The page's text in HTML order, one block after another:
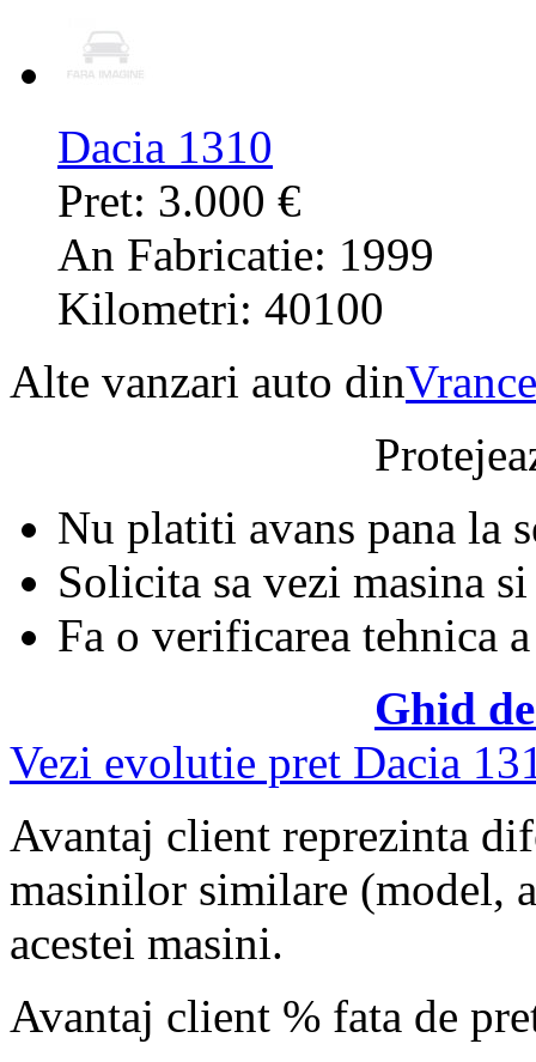
Dacia 1310
Pret: 3.000 €
An Fabricatie: 1999
Kilometri: 40100
Alte vanzari auto din
Nu platiti avans pana la
Solicita sa vezi masina si
Fa o verificarea tehnica
Ghid
Vezi evolutie pret Dacia
Avantaj client reprezinta
masinilor similare (model,
acestei masini.
Avantaj client % fata de